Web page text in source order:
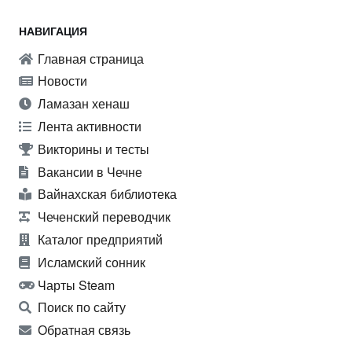
НАВИГАЦИЯ
Главная страница
Новости
Ламазан хенаш
Лента активности
Викторины и тесты
Вакансии в Чечне
Вайнахская библиотека
Чеченский переводчик
Каталог предприятий
Исламский сонник
Чарты Steam
Поиск по сайту
Обратная связь